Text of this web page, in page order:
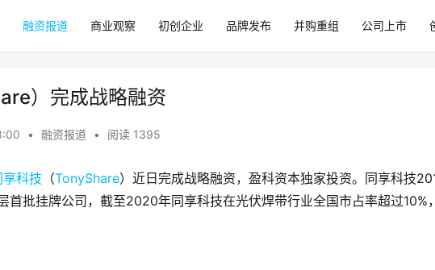
融资报道 商业观察 初创企业 品牌发布 并购重组 公司上市
）完成战略融资
• 融资报道 • 阅读 1395
享科技 （TonyShare）近日完成战略融资，盈科资本独家投资。同享科技
首批挂牌公司，截至2020年同享科技在光伏焊带行业全国市占率超过10%